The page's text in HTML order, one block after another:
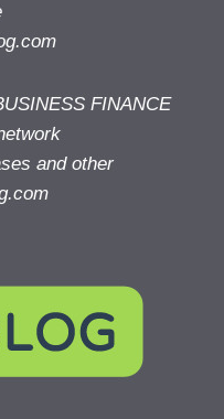
FINANCE
and other